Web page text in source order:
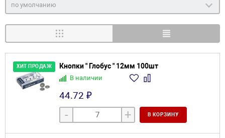
по умолчанию
ХИТ ПРОДАЖ Кнопки " Глобус " 12мм 100шт
В наличии
44.72 ₽
- + В КОРЗИНУ